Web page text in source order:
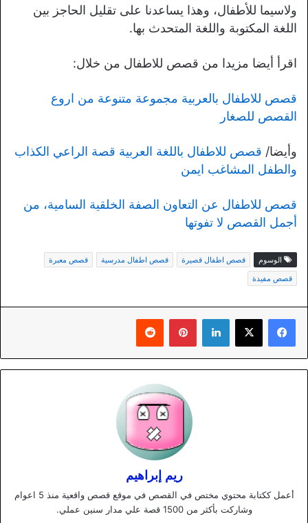
ولاسيما للأطفال، وهذا يساعدنا على تقليل الحاجز بين
اللغة المكتوبة واللغة المتحدث بها.
اقرأ أيضا مزيدا من قصص للاطفال من خلال:
قصص للاطفال بالعربية مجموعة متنوعة من اروع
القصص للصغار
وأيضا/ قصص للاطفال باللغة العربية قصة الراعي الكذاب
والطفل المشاغب ايمن
قصص للاطفال عن التعاون الصفة الخلقية السامية، من
أجمل القصص لا تفوتها
الوسوم قصص اطفال قصيرة قصص اطفال مدرسية
قصص معبرة
قصص مفيدة
لينكدإن بينتيريست
ريم إبراهيم
أعمل ككتابة محتوي مختص في القصص في موقع قصص واقعية منذ 5 اعوام
وشاركت بأكثر من 1500 قصة علي مدار سنين عملي.